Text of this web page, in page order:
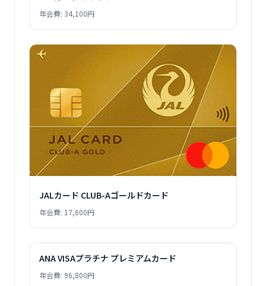
年会費: 34,100円
JALカード CLUB-Aゴールドカード
年会費: 17,600円
ANA VISAプラチナ プレミアムカード
年会費: 96,800円